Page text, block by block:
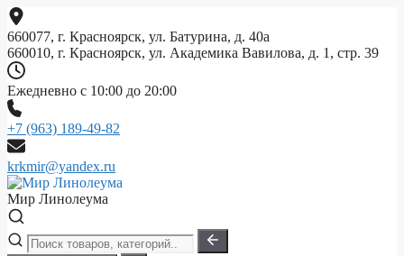
Перейти
к
содержимому
660077, г. Красноярск, ул. Батурина, д. 40а
660010, г. Красноярск, ул. Академика Вавилова, д. 1, стр. 39
Ежедневно с 10:00 до 20:00
+7 (963) 189-49-82
krkmir@yandex.ru
Мир Линолеума